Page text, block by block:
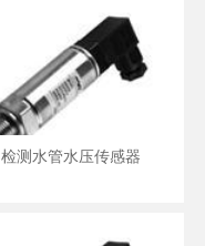
检测水管水压传感器